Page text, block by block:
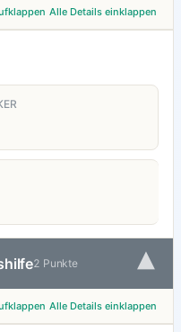
Alle Details einklappen
2 Punkte ▾
Alle Details einklappen